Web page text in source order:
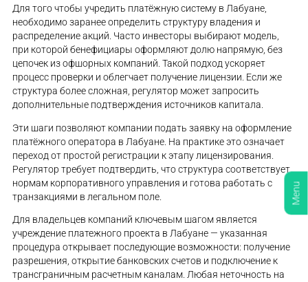
Для того чтобы учредить платёжную систему в Лабуане,
необходимо заранее определить структуру владения и
распределение акций. Часто инвесторы выбирают модель,
при которой бенефициары оформляют долю напрямую, без
цепочек из офшорных компаний. Такой подход ускоряет
процесс проверки и облегчает получение лицензии. Если же
структура более сложная, регулятор может запросить
дополнительные подтверждения источников капитала.
Эти шаги позволяют компании подать заявку на оформление
платёжного оператора в Лабуане. На практике это означает
переход от простой регистрации к этапу лицензирования.
Регулятор требует подтвердить, что структура соответствует
нормам корпоративного управления и готова работать с
транзакциями в легальном поле.
Для владельцев компаний ключевым шагом является
учреждение платежного проекта в Лабуане — указанная
процедура открывает последующие возможности: получение
разрешения, открытие банковских счетов и подключение к
трансграничным расчетным каналам. Любая неточность на
Menu